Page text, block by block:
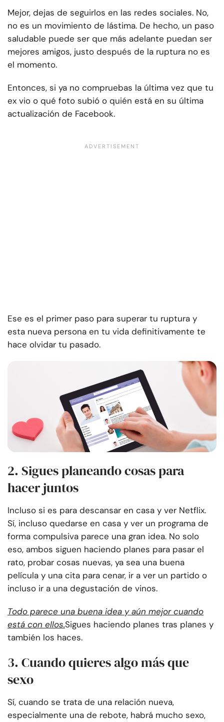
Mejor, dejas de seguirlos en las redes sociales. No,
no es un movimiento de lástima. De hecho, un paso
saludable puede ser que más adelante puedan ser
mejores amigos, justo después de la ruptura no es
el momento.
Entonces, si ya no compruebas la última vez que tu
ex vio o qué foto subió o quién está en su última
actualización de Facebook.
Ese es el primer paso para superar tu ruptura y
esta nueva persona en tu vida definitivamente te
hace olvidar tu pasado.
2. Sigues planeando cosas para
hacer juntos
Incluso si es para descansar en casa y ver Netflix.
Sí, incluso quedarse en casa y ver un programa de
forma compulsiva parece una gran idea. No solo
eso, ambos siguen haciendo planes para pasar el
rato, probar cosas nuevas, ya sea una buena
película y una cita para cenar, ir a ver un partido o
incluso ir a una degustación de vinos.
Todo parece una buena idea y aún mejor cuando
está con ellos.Sigues haciendo planes tras planes y
también los haces.
3. Cuando quieres algo más que
sexo
Sí, cuando se trata de una relación nueva,
especialmente una de rebote, habrá mucho sexo,